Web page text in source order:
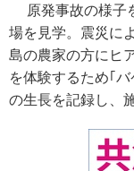
原発事故の様子
場を見学。震災に
島の農家の方にヒ
を体験するため｢
の生長を記録し、